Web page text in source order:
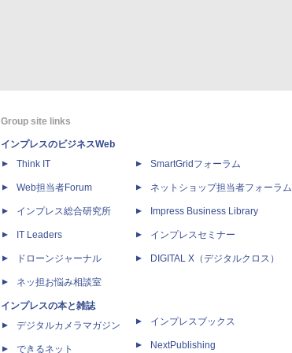
Group site links
インプレスのビジネスWeb
Think IT
Web担当者Forum
インプレス総合研究所
IT Leaders
ドローンジャーナル
ネッ担お悩み相談室
インプレスの本と雑誌
デジタルカメラマガジン
できるネット
SmartGridフォーラム
ネットショップ担当者フォーラム
Impress Business Library
インプレスセミナー
DIGITAL X（デジタルクロス）
インプレスブックス
NextPublishing